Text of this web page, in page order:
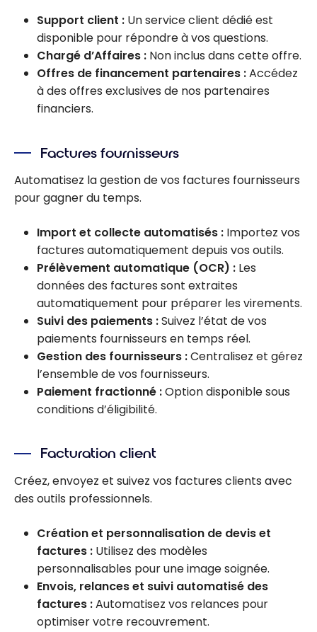
Support client : Un service client dédié est
disponible pour répondre à vos questions.
Chargé d’Affaires : Non inclus dans cette offre.
Offres de financement partenaires :Accédez
à des offres exclusives de nos partenaires
financiers.
Factures fournisseurs
Automatisez la gestion de vos factures fournisseurs
pour gagner du temps.
Import et collecte automatisés : Importez vos
factures automatiquement depuis vos outils.
Prélèvement automatique (OCR) : Les
données des factures sont extraites
automatiquement pour préparer les virements.
Suivi des paiements :Suivez l’état de vos
paiements fournisseurs en temps réel.
Gestion des fournisseurs :Centralisez et gérez
l’ensemble de vos fournisseurs.
Paiement fractionné :Option disponible sous
conditions d’éligibilité.
Facturation client
Créez, envoyez et suivez vos factures clients avec
des outils professionnels.
Création et personnalisation de devis et
factures : Utilisez des modèles
personnalisables pour une image soignée.
Envois, relances et suivi automatisé des
factures :Automatisez vos relances pour
optimiser votre recouvrement.